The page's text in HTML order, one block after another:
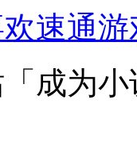
速通
成为